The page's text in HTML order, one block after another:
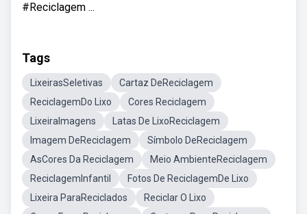
#Reciclagem ...
Tags
LixeirasSeletivas
Cartaz DeReciclagem
ReciclagemDo Lixo
Cores Reciclagem
LixeiraImagens
Latas De LixoReciclagem
Imagem DeReciclagem
Símbolo DeReciclagem
AsCores Da Reciclagem
Meio AmbienteReciclagem
ReciclagemInfantil
Fotos De ReciclagemDe Lixo
Lixeira ParaReciclados
Reciclar O Lixo